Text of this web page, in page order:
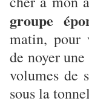
groupe
matin, pour
de noyer
volumes de
sous la